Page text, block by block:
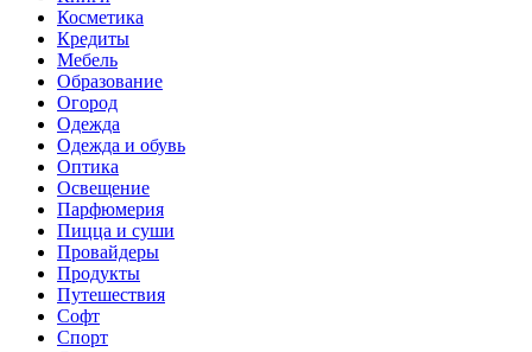
Косметика
Кредиты
Мебель
Образование
Огород
Одежда
Одежда и обувь
Оптика
Освещение
Парфюмерия
Пицца и суши
Провайдеры
Продукты
Путешествия
Софт
Спорт